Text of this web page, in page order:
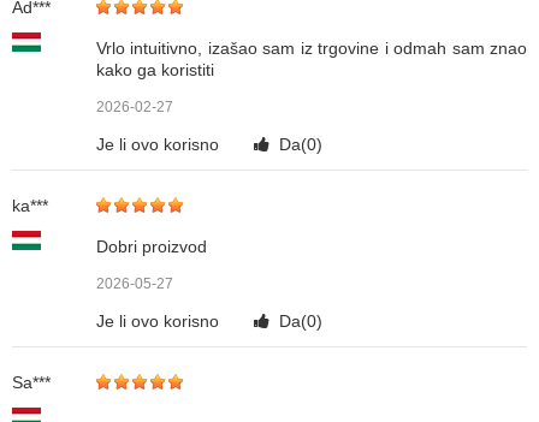
Ad***
Vrlo intuitivno, izašao sam iz trgovine i odmah sam znao
kako ga koristiti
2026-02-27
Je li ovo korisno Da(0)
ka***
Dobri proizvod
2026-05-27
Je li ovo korisno Da(0)
Sa***